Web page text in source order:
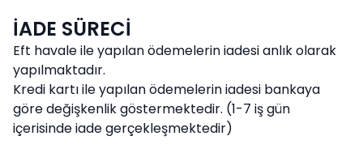
İADE SÜRECİ
Eft havale ile yapılan ödemelerin iadesi anlık olarak
yapılmaktadır.
Kredi kartı ile yapılan ödemelerin iadesi bankaya
göre değişkenlik göstermektedir. (1-7 iş gün
içerisinde iade gerçekleşmektedir)